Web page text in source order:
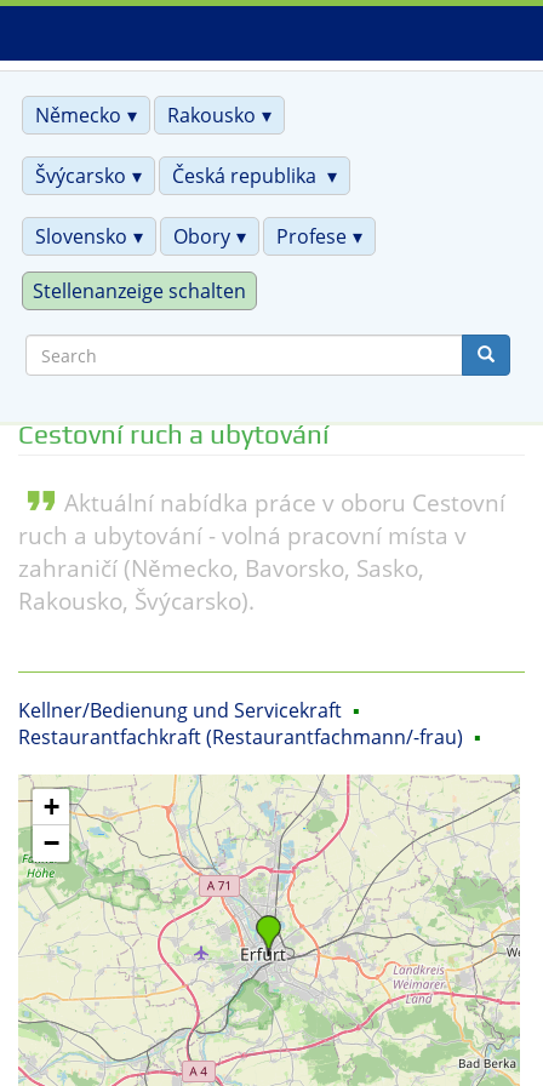
Skip
main
content
Německo
Rakousko
Švýcarsko Česká republika
Slovensko Obory Profese
Stellenanzeige schalten
Cestovní ruch a ubytování
format_quote Aktuální nabídka práce v oboru Cestovní
ruch a ubytování - volná pracovní místa v
zahraničí (Německo, Bavorsko, Sasko,
Rakousko, Švýcarsko).
Kellner/Bedienung und Servicekraft ▪
Restaurantfachkraft (Restaurantfachmann/-frau) ▪
+
−